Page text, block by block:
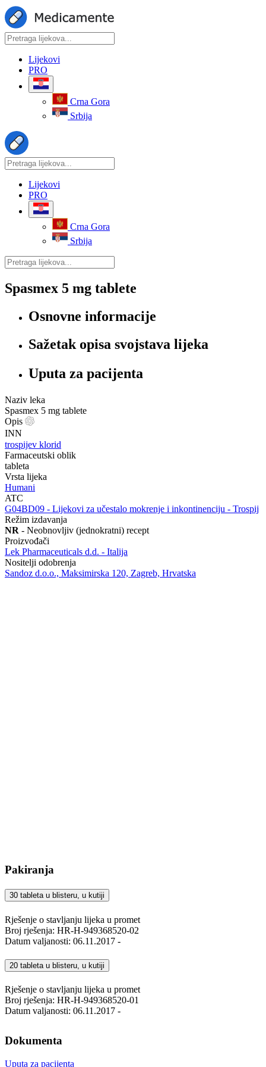
Lijekovi
PRO
Crna Gora
Srbija
Lijekovi
PRO
Crna Gora
Srbija
Spasmex 5 mg tablete
Osnovne informacije
Sažetak opisa svojstava lijeka
Uputa za pacijenta
Naziv leka
Spasmex 5 mg tablete
Opis
INN
trospijev klorid
Farmaceutski oblik
tableta
Vrsta lijeka
Humani
ATC
‍G04BD09 - Lijekovi za učestalo mokrenje i inkontinenciju - Trospij
Režim izdavanja
NR - Neobnovljiv (jednokratni) recept
Proizvođači
Lek Pharmaceuticals d.d. - Italija
Nositelji odobrenja
Sandoz d.o.o., Maksimirska 120, Zagreb, Hrvatska
Pakiranja
30 tableta u blisteru, u kutiji
Rješenje o stavljanju lijeka u promet
Broj rješenja: HR-H-949368520-02
Datum valjanosti: 06.11.2017 -
20 tableta u blisteru, u kutiji
Rješenje o stavljanju lijeka u promet
Broj rješenja: HR-H-949368520-01
Datum valjanosti: 06.11.2017 -
Dokumenta
Uputa za pacijenta